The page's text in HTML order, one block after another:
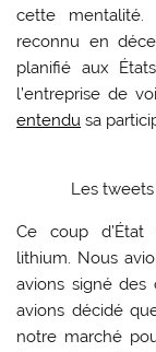
cette mentalité.
reconnu en
planifié aux
l’entreprise de
entendu sa
Les tweets
Ce coup d’État
lithium. Nous
avions signé des
avions décidé
notre marché